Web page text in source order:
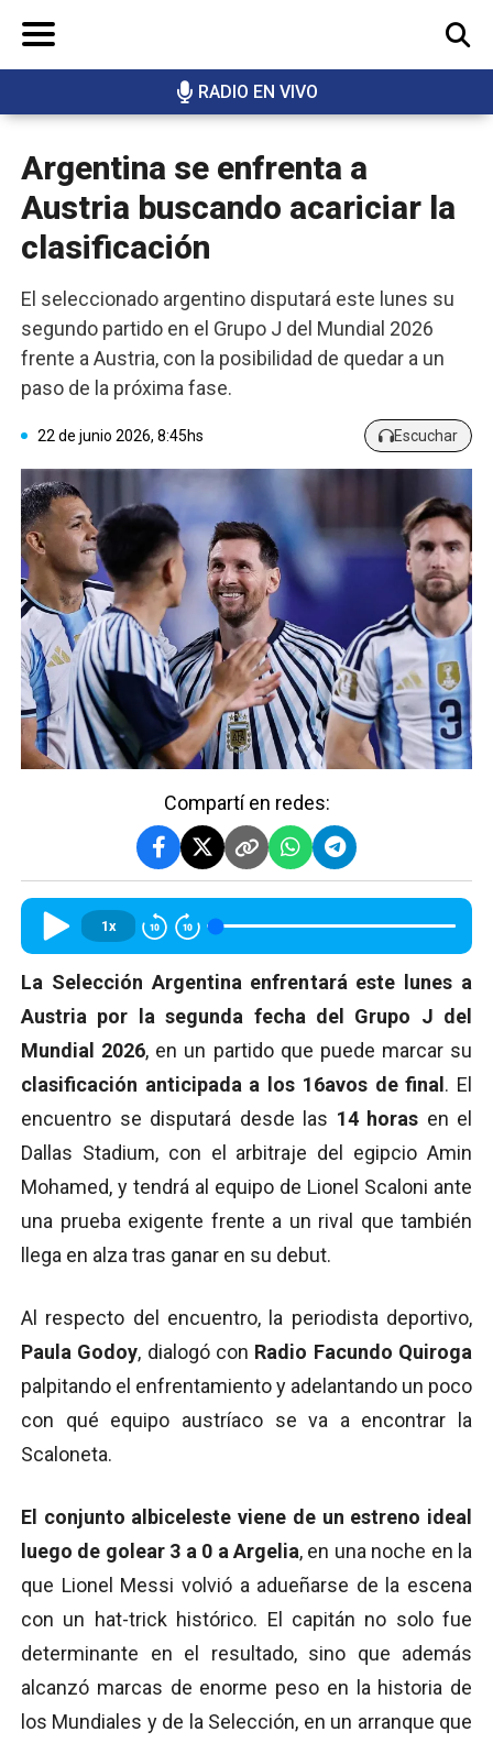
RADIO EN VIVO
BUSCAR
Argentina se enfrenta a
Austria buscando acariciar la
clasificación
El seleccionado argentino disputará este lunes su
segundo partido en el Grupo J del Mundial 2026
frente a Austria, con la posibilidad de quedar a un
paso de la próxima fase.
22 de junio 2026, 8:45hs Escuchar
Compartí en redes:
1x
La Selección Argentina enfrentará este lunes a
Austria por la segunda fecha del Grupo J del
Mundial 2026, en un partido que puede marcar su
clasificación anticipada a los 16avos de final . El
encuentro se disputará desde las 14 horas en el
Dallas Stadium, con el arbitraje del egipcio Amin
Mohamed, y tendrá al equipo de Lionel Scaloni ante
una prueba exigente frente a un rival que también
llega en alza tras ganar en su debut.
Al respecto del encuentro, la periodista deportivo,
Paula Godoy, dialogó con Radio Facundo Quiroga
palpitando el enfrentamiento y adelantando un poco
con qué equipo austríaco se va a encontrar la
Scaloneta.
El conjunto albiceleste viene de un estreno ideal
luego de golear 3 a 0 a Argelia, en una noche en la
que Lionel Messi volvió a adueñarse de la escena
con un hat-trick histórico. El capitán no solo fue
determinante en el resultado, sino que además
alcanzó marcas de enorme peso en la historia de
los Mundiales y de la Selección, en un arranque que